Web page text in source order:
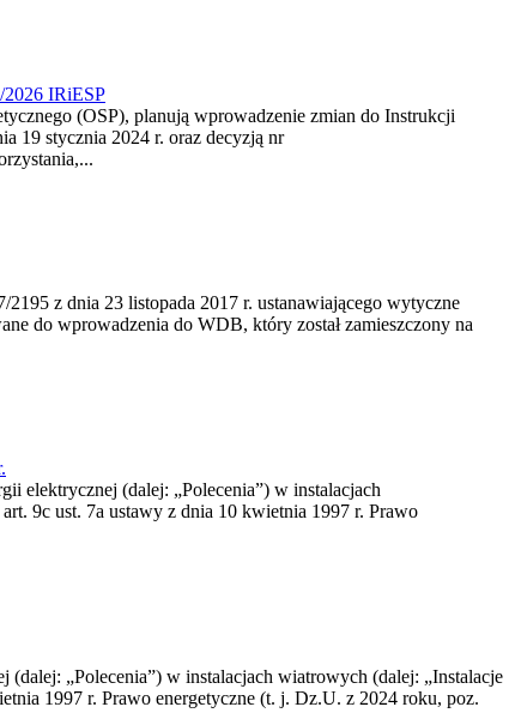
2026 IRiESP
(OSP), planują wprowadzenie zmian do Instrukcji
19 stycznia 2024 r. oraz decyzją nr
z dnia 23‍ listopada 2017 r. ustanawiającego wytyczne
do wprowadzenia do WDB, który został zamieszczony na
elektrycznej (dalej: „Polecenia”) w instalacjach
9c ust. 7a ustawy z dnia 10 kwietnia 1997 r. Prawo
„Polecenia”) w instalacjach wiatrowych (dalej: „Instalacje
1997 r. Prawo energetyczne (t. j. Dz.U. z 2024 roku, poz.